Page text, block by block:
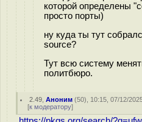
которой определены
просто порты)
ну куда ты тут
source?
Тут всю систему
политбюро.
2.49 ,Аноним (50), 10:15, 07/12/
[к модератору]